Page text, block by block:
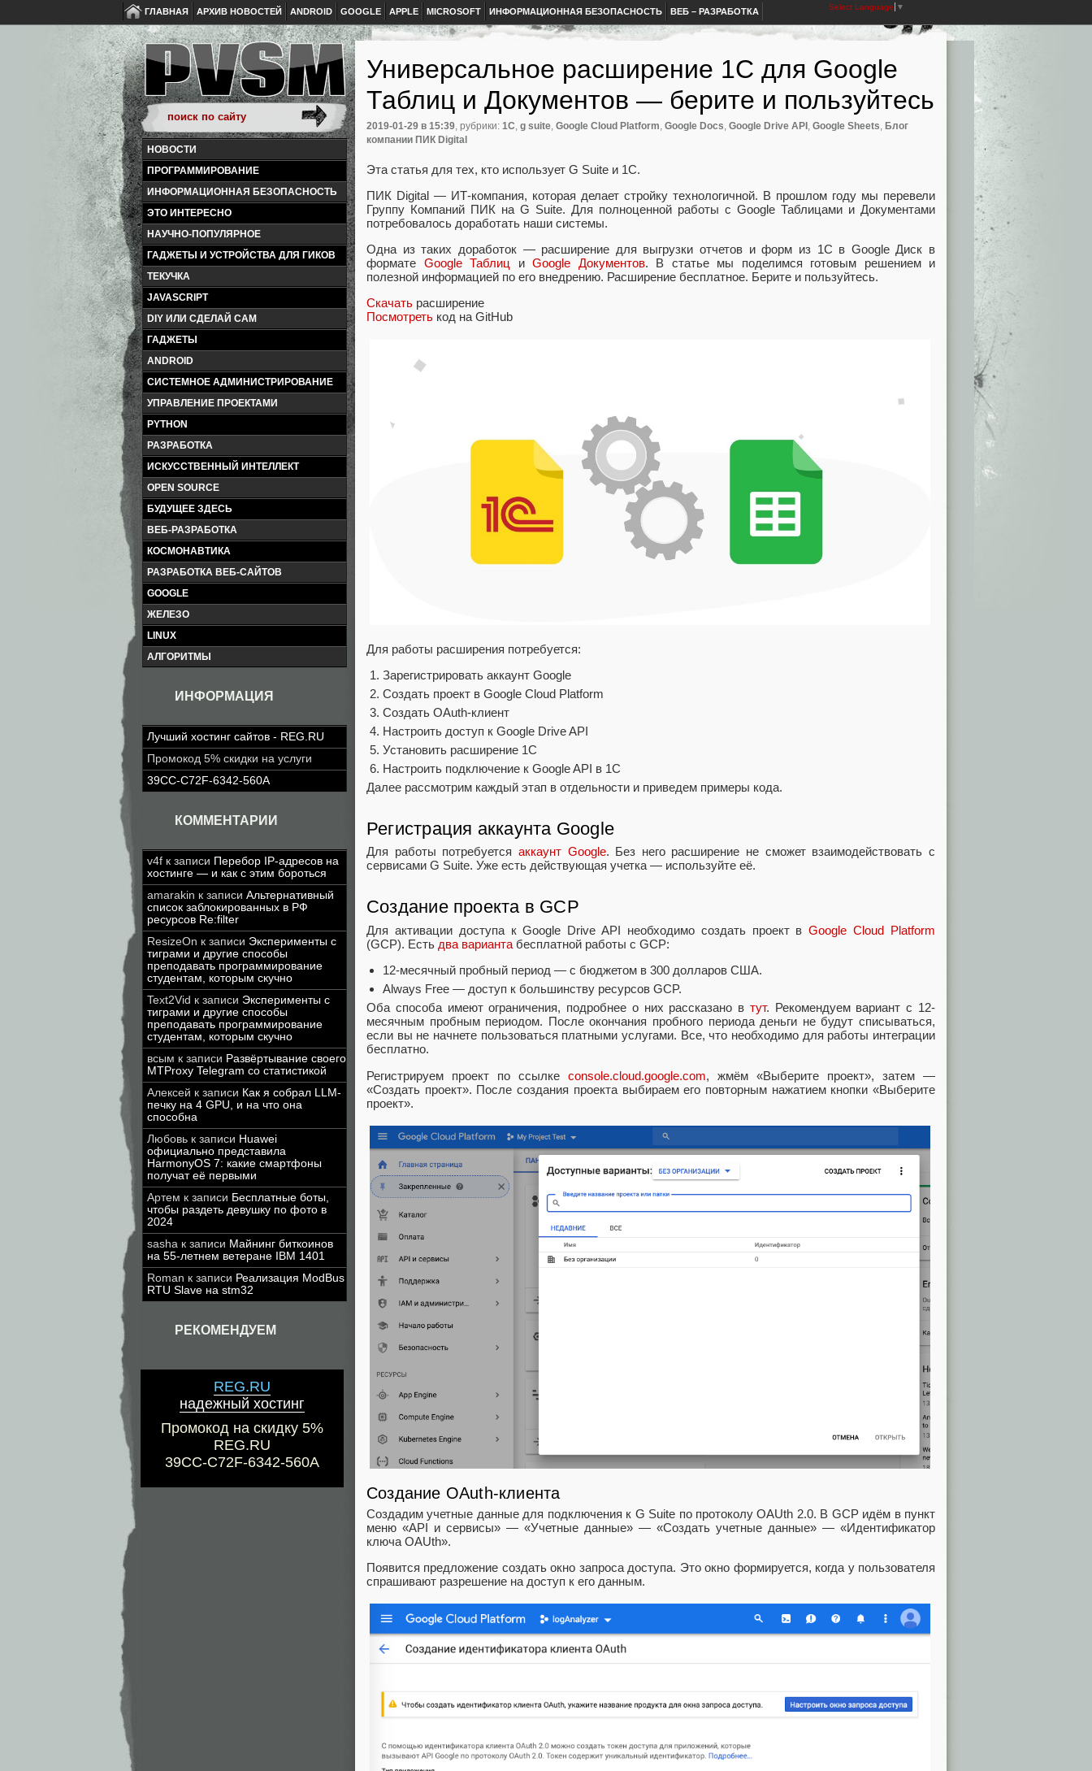
ГЛАВНАЯ АРХИВ НОВОСТЕЙ ANDROID GOOGLE APPLE MICROSOFT ИНФОРМАЦИОННАЯ БЕЗОПАСНОСТЬ ВЕБ – РАЗРАБОТКА Select Language ▼
НОВОСТИ
ПРОГРАММИРОВАНИЕ
ИНФОРМАЦИОННАЯ БЕЗОПАСНОСТЬ
ЭТО ИНТЕРЕСНО
НАУЧНО-ПОПУЛЯРНОЕ
ГАДЖЕТЫ И УСТРОЙСТВА ДЛЯ ГИКОВ
ТЕКУЧКА
JAVASCRIPT
DIY ИЛИ СДЕЛАЙ САМ
ГАДЖЕТЫ
ANDROID
СИСТЕМНОЕ АДМИНИСТРИРОВАНИЕ
УПРАВЛЕНИЕ ПРОЕКТАМИ
PYTHON
РАЗРАБОТКА
ИСКУССТВЕННЫЙ ИНТЕЛЛЕКТ
OPEN SOURCE
БУДУЩЕЕ ЗДЕСЬ
ВЕБ-РАЗРАБОТКА
КОСМОНАВТИКА
РАЗРАБОТКА ВЕБ-САЙТОВ
GOOGLE
ЖЕЛЕЗО
LINUX
АЛГОРИТМЫ
ИНФОРМАЦИЯ
Лучший хостинг сайтов - REG.RU
Промокод 5% скидки на услуги
39CC-C72F-6342-560A
КОММЕНТАРИИ
v4f к записи Перебор IP-адресов на
хостинге — и как с этим бороться
amarakin к записи Альтернативный
список заблокированных в РФ
ресурсов Re:filter
ResizeOn к записи Эксперименты с
тиграми и другие способы
преподавать программирование
студентам, которым скучно
Text2Vid к записи Эксперименты с
тиграми и другие способы
преподавать программирование
студентам, которым скучно
всым к записи Развёртывание своего
MTProxy Telegram со статистикой
Алексей к записи Как я собрал LLM-
печку на 4 GPU, и на что она
способна
Любовь к записи Huawei
официально представила
HarmonyOS 7: какие смартфоны
получат её первыми
Артем к записи Бесплатные боты,
чтобы раздеть девушку по фото в
2024
sasha к записи Майнинг биткоинов
на 55-летнем ветеране IBM 1401
Roman к записи Реализация ModBus
RTU Slave на stm32
РЕКОМЕНДУЕМ
REG.RU
надежный хостинг
Промокод на скидку 5%
REG.RU
39CC-C72F-6342-560A
Универсальное расширение 1С для Google
Таблиц и Документов — берите и пользуйтесь
2019-01-29 в 15:39, рубрики: 1С, g suite, Google Cloud Platform, Google Docs, Google Drive API , Google Sheets, Блог
компании ПИК Digital
Эта статья для тех, кто использует G Suite и 1С.
ПИК Digital — ИТ-компания, которая делает стройку технологичной. В прошлом году мы перевели
Группу Компаний ПИК на G Suite. Для полноценной работы с Google Таблицами и Документами
потребовалось доработать наши системы.
Одна из таких доработок — расширение для выгрузки отчетов и форм из 1С в Google Диск в
формате Google Таблиц и Google Документов. В статье мы поделимся готовым решением и
полезной информацией по его внедрению. Расширение бесплатное. Берите и пользуйтесь.
Скачать расширение
Посмотреть код на GitHub
Для работы расширения потребуется:
Зарегистрировать аккаунт Google
Создать проект в Google Cloud Platform
Создать OAuth-клиент
Настроить доступ к Google Drive API
Установить расширение 1С
Настроить подключение к Google API в 1С
Далее рассмотрим каждый этап в отдельности и приведем примеры кода.
Регистрация аккаунта Google
Для работы потребуется аккаунт Google. Без него расширение не сможет взаимодействовать с
сервисами G Suite. Уже есть действующая учетка — используйте её.
Создание проекта в GCP
Для активации доступа к Google Drive API необходимо создать проект вGoogle Cloud Platform
(GCP). Есть два варианта бесплатной работы с GCP:
12-месячный пробный период — с бюджетом в 300 долларов США.
Always Free — доступ к большинству ресурсов GCP.
Оба способа имеют ограничения, подробнее о них рассказано в тут. Рекомендуем вариант с 12-
месячным пробным периодом. После окончания пробного периода деньги не будут списываться,
если вы не начнете пользоваться платными услугами. Все, что необходимо для работы интеграции
бесплатно.
Регистрируем проект по ссылке console.cloud.google.com, жмём «Выберите проект», затем —
«Создать проект». После создания проекта выбираем его повторным нажатием кнопки «Выберите
проект».
Создание OAuth-клиента
Создадим учетные данные для подключения к G Suite по протоколу OAUth 2.0. В GCP идём в пункт
меню «API и сервисы» — «Учетные данные» — «Создать учетные данные» — «Идентификатор
ключа OAUth».
Появится предложение создать окно запроса доступа. Это окно формируется, когда у пользователя
спрашивают разрешение на доступ к его данным.